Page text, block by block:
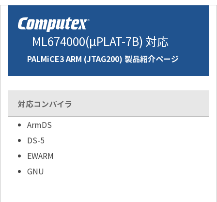
ML674000(µPLAT-7B) 対応
PALMiCE3 ARM (JTAG200) 製品紹介ページ
対応コンパイラ
ArmDS
DS-5
EWARM
GNU